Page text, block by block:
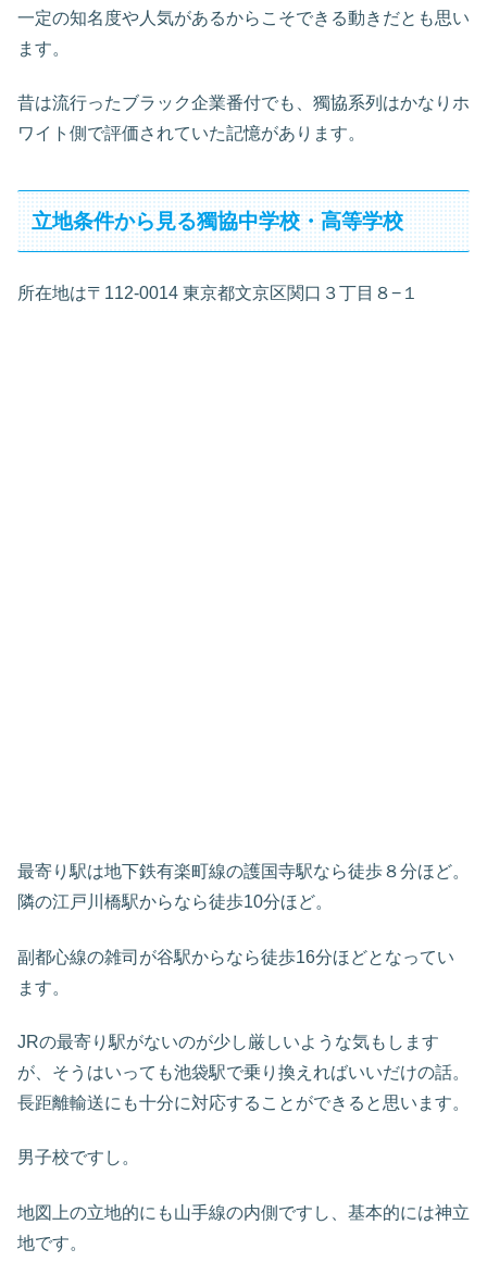
一定の知名度や人気があるからこそできる動きだとも思い
ます。
昔は流行ったブラック企業番付でも、獨協系列はかなりホ
ワイト側で評価されていた記憶があります。
立地条件から見る獨協中学校・高等学校
所在地は〒112-0014 東京都文京区関口３丁目８−１
最寄り駅は地下鉄有楽町線の護国寺駅なら徒歩８分ほど。
隣の江戸川橋駅からなら徒歩10分ほど。
副都心線の雑司が谷駅からなら徒歩16分ほどとなってい
ます。
JRの最寄り駅がないのが少し厳しいような気もします
が、そうはいっても池袋駅で乗り換えればいいだけの話。
長距離輸送にも十分に対応することができると思います。
男子校ですし。
地図上の立地的にも山手線の内側ですし、基本的には神立
地です。